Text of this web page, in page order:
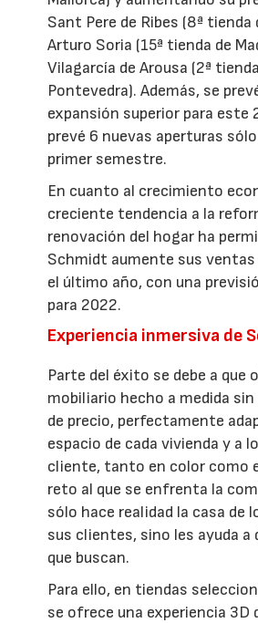
Sant Pere de Ribes (8ª tienda
Arturo Soria (15ª tienda de
Vilagarcía de Arousa (2ª
Pontevedra). Además, se
expansión superior para este
prevé 6 nuevas aperturas
primer semestre.
En cuanto al crecimiento
creciente tendencia a la
renovación del hogar ha
Schmidt aumente sus ventas
el último año, con una
para 2022.
Experiencia inmersiva de
Parte del éxito se debe a que
mobiliario hecho a medida
de precio, perfectamente
espacio de cada vivienda y a
cliente, tanto en color como
reto al que se enfrenta la
sólo hace realidad la casa de
sus clientes, sino les ayuda a
que buscan.
Para ello, en tiendas
se ofrece una experiencia 3D